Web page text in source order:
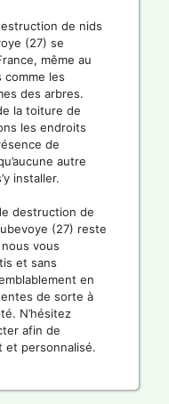
de nids
(27) se
même au
comme les
des arbres.
la toiture de
les endroits
de
autre
installer.
destruction de
(27) reste
vous
et sans
en
de sorte à
N’hésitez
afin de
et personnalisé.